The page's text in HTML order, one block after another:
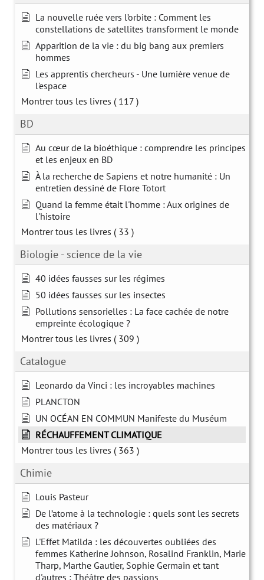
La nouvelle ruée vers l’orbite : Comment les
constellations de satellites transforment le monde
Apparition de la vie : du big bang aux premiers
hommes
Les apprentis chercheurs - Une lumière venue de
l'espace
Montrer tous les livres ( 117 )
BD
Au cœur de la bioéthique : comprendre les principes
et les enjeux en BD
À la recherche de Sapiens et notre humanité : Un
entretien dessiné de Flore Totort
Quand la femme était l'homme : Aux origines de
l'histoire
Montrer tous les livres ( 33 )
Biologie - science de la vie
40 idées fausses sur les régimes
50 idées fausses sur les insectes
Pollutions sensorielles : La face cachée de notre
empreinte écologique ?
Montrer tous les livres ( 309 )
Catalogue
Leonardo da Vinci : les incroyables machines
PLANCTON
UN OCÉAN EN COMMUN Manifeste du Muséum
RÉCHAUFFEMENT CLIMATIQUE
Montrer tous les livres ( 363 )
Chimie
Louis Pasteur
De l’atome à la technologie : quels sont les secrets
des matériaux ?
L'Effet Matilda : les découvertes oubliées des
femmes Katherine Johnson, Rosalind Franklin, Marie
Tharp, Marthe Gautier, Sophie Germain et tant
d'autres : Théâtre des passions